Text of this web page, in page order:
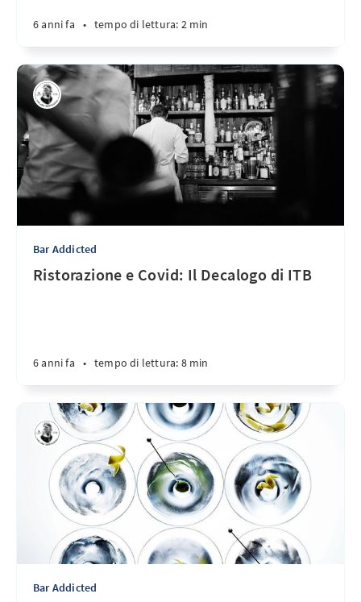
6 anni fa • tempo di lettura: 2 min
Bar Addicted
Ristorazione e Covid: Il Decalogo di ITB
6 anni fa • tempo di lettura: 8 min
Bar Addicted